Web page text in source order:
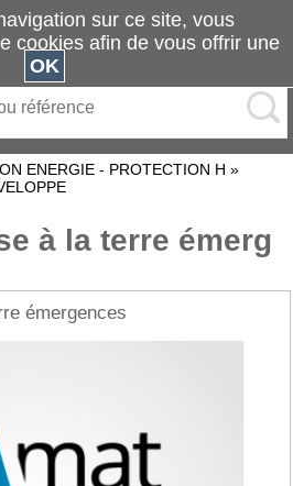
ENERGIE - PROTECTION H »
à la terre émerg
émergences
sur ce site, vous
cookies afin de vous offrir une
OK